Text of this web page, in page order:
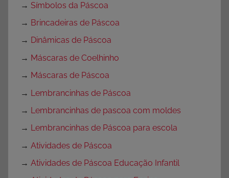
→ Símbolos da Páscoa
→ Brincadeiras de Páscoa
→ Dinâmicas de Páscoa
→ Máscaras de Coelhinho
→ Máscaras de Páscoa
→ Lembrancinhas de Páscoa
→ Lembrancinhas de pascoa com moldes
→ Lembrancinhas de Páscoa para escola
→ Atividades de Páscoa
→ Atividades de Páscoa Educação Infantil